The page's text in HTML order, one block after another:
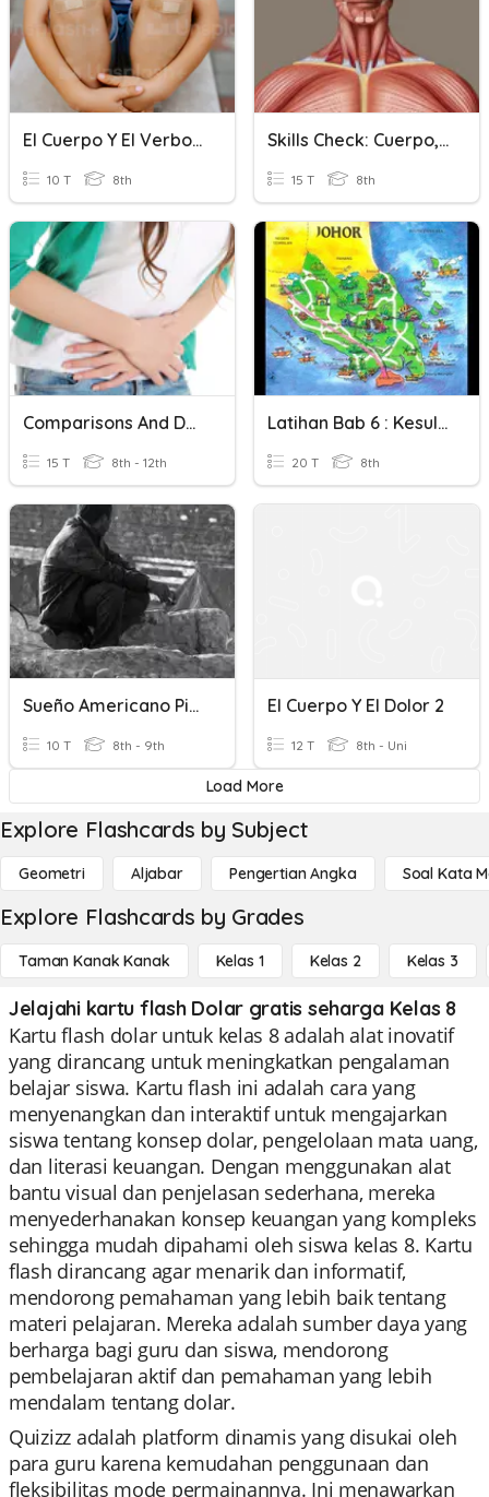
El Cuerpo Y El Verbo Doler
10 T 8th
Skills Check: Cuerpo, Sentidos & Doler
15 T 8th
Comparisons And Doler
15 T 8th - 12th
Latihan Bab 6 : Kesultanan Johor Riau
20 T 8th
Sueño Americano Pintado De Dolor
10 T 8th - 9th
El Cuerpo Y El Dolor 2
12 T 8th - Uni
Load More
Explore Flashcards by Subject
Geometri Aljabar Pengertian Angka Soal Kata
Explore Flashcards by Grades
Taman Kanak Kanak Kelas 1 Kelas 2 Kelas 3
Jelajahi kartu flash Dolar gratis seharga Kelas 8
Kartu flash dolar untuk kelas 8 adalah alat inovatif
yang dirancang untuk meningkatkan pengalaman
belajar siswa. Kartu flash ini adalah cara yang
menyenangkan dan interaktif untuk mengajarkan
siswa tentang konsep dolar, pengelolaan mata uang,
dan literasi keuangan. Dengan menggunakan alat
bantu visual dan penjelasan sederhana, mereka
menyederhanakan konsep keuangan yang kompleks
sehingga mudah dipahami oleh siswa kelas 8. Kartu
flash dirancang agar menarik dan informatif,
mendorong pemahaman yang lebih baik tentang
materi pelajaran. Mereka adalah sumber daya yang
berharga bagi guru dan siswa, mendorong
pembelajaran aktif dan pemahaman yang lebih
mendalam tentang dolar.
Quizizz adalah platform dinamis yang disukai oleh
para guru karena kemudahan penggunaan dan
fleksibilitas mode permainannya. Ini menawarkan